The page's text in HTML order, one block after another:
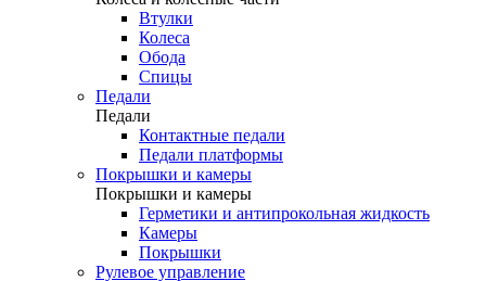
Втулки
Колеса
Обода
Спицы
Педали
Педали
Контактные педали
Педали платформы
Покрышки и камеры
Покрышки и камеры
Герметики и антипрокольная жидкость
Камеры
Покрышки
Рулевое управление